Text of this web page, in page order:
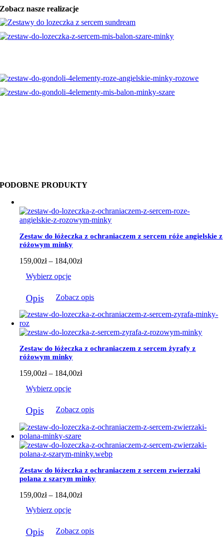
Zobacz nasze realizacje
PODOBNE PRODUKTY
Zestaw do łóżeczka z ochraniaczem z sercem róże angielskie z
różowym minky
159,00zł – 184,00złZakres
do
Wybierz opcje
produkt
ma
wiele
wariantów.
Opcje
można
wybrać
na
stronie
Opis Zobacz opis
Zestaw do łóżeczka z ochraniaczem z sercem żyrafy z
różowym minky
159,00zł – 184,00złZakres
do
Wybierz opcje
produkt
ma
wiele
wariantów.
Opcje
można
wybrać
na
stronie
produktu
Opis Zobacz opis
Zestaw do łóżeczka z ochraniaczem z sercem zwierzaki
polana z szarym minky
159,00zł – 184,00złZakres
do
Wybierz opcje
produkt
Opis Zobacz opis